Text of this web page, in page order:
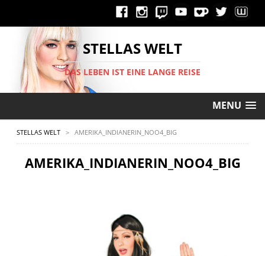
STELLAS WELT
DAS LEBEN IST EINE LANGE REISE
MENU
STELLAS WELT > AMERIKA_INDIANERIN_NOO4_BIG
AMERIKA_INDIANERIN_NOO4_BIG